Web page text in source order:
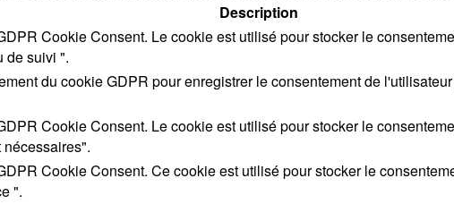
Description
Cookie Consent. Le cookie est utilisé pour stocker le
de suivi ".
du cookie GDPR pour enregistrer le consentement de
Cookie Consent. Le cookie est utilisé pour stocker le
Cookie Consent. Ce cookie est utilisé pour stocker le
".